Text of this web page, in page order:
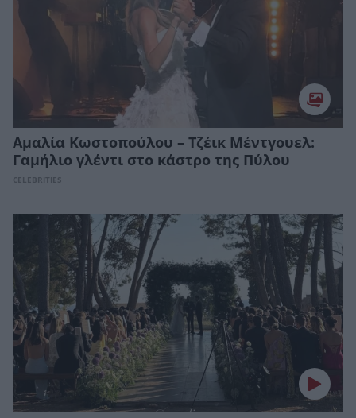
Αμαλία Κωστοπούλου – Τζέικ Μέντγουελ:
Γαμήλιο γλέντι στο κάστρο της Πύλου
CELEBRITIES